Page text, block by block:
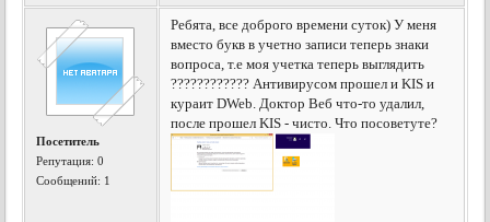
Посетитель
Репутация:0
Сообщений: 1
Ребята, все доброго времени суток) У меня
вместо букв в учетно записи теперь знаки
вопроса, т.е моя учетка теперь выглядить
???????????? Антивирусом прошел и KIS и
кураит DWeb. Доктор Веб что-то удалил,
после прошел KIS - чисто. Что посоветуте?